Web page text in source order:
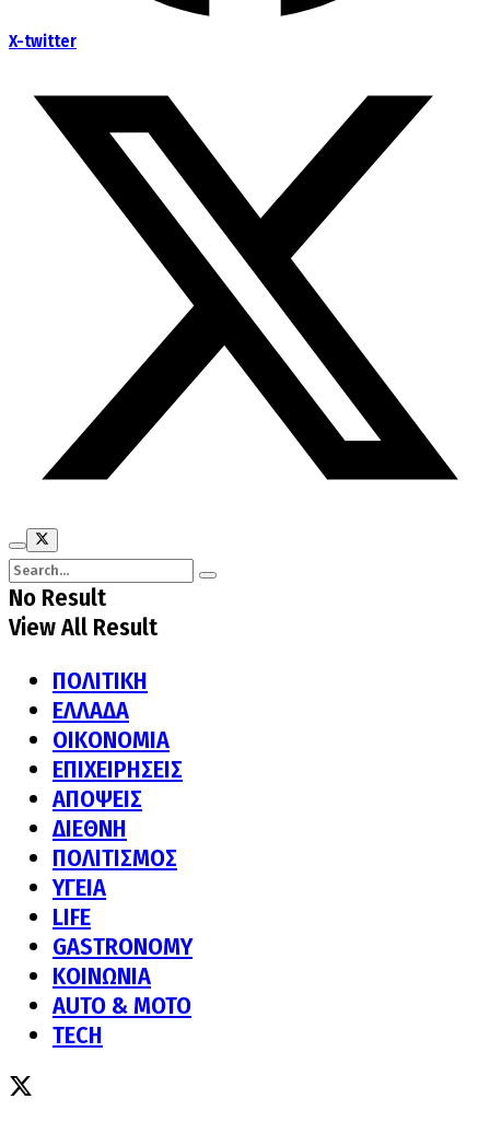
X-twitter
No Result
View All Result
ΠΟΛΙΤΙΚΗ
ΕΛΛΑΔΑ
ΟΙΚΟΝΟΜΙΑ
ΕΠΙΧΕΙΡΗΣΕΙΣ
ΑΠΟΨΕΙΣ
ΔΙΕΘΝΗ
ΠΟΛΙΤΙΣΜΟΣ
ΥΓΕΙΑ
LIFE
GASTRONOMY
ΚΟΙΝΩΝΙΑ
AUTO & MOTO
TECH